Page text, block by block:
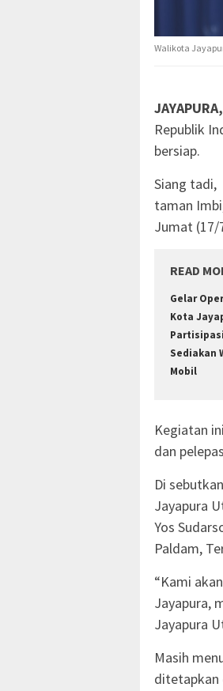
Walikota
Republik
bersiap.
Siang tadi,
taman
Jumat (17/
READ
Gelar
Kota
Sediakan
Mobil
Kegiatan
dan
Di
Jayapura
Yos
Paldam,
“Kami
Jayapura,
Jayapura
Masih
ditetapkan